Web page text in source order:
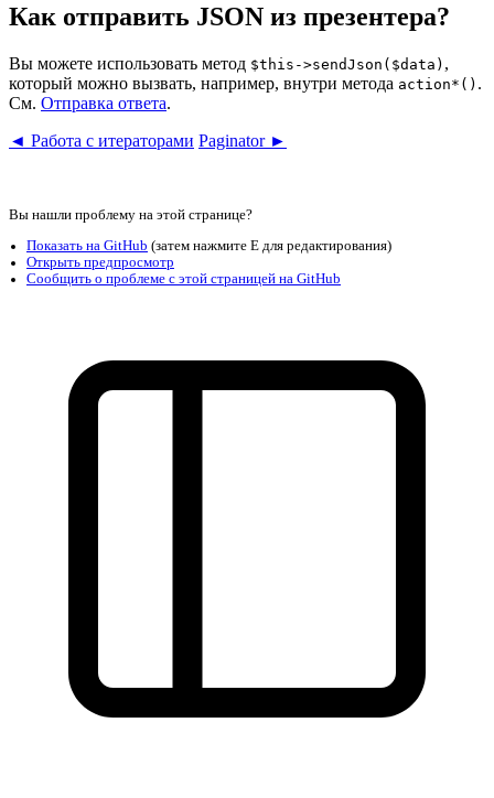
Как отправить JSON из презентера?
Вы можете использовать метод $this->sendJson($data) ,
который можно вызвать, например, внутри метода action*() .
См. Отправка ответа.
◄ Работа с итераторами Paginator ►
Показать на GitHub
(затем нажмите E для редактирования)
Открыть предпросмотр
Сообщить о проблеме с этой страницей на GitHub